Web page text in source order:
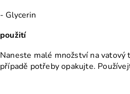
- Glycerin
použití
Naneste malé množství na
případě potřeby opakujte.